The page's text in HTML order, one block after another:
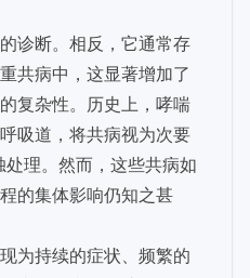
诊断。相反，它通常存
共病中，这显著增加了
复杂性。历史上，哮喘
吸道，将共病视为次要
处理。然而，这些共病如
的集体影响仍知之甚
为持续的症状、频繁的